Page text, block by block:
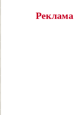
Реклама